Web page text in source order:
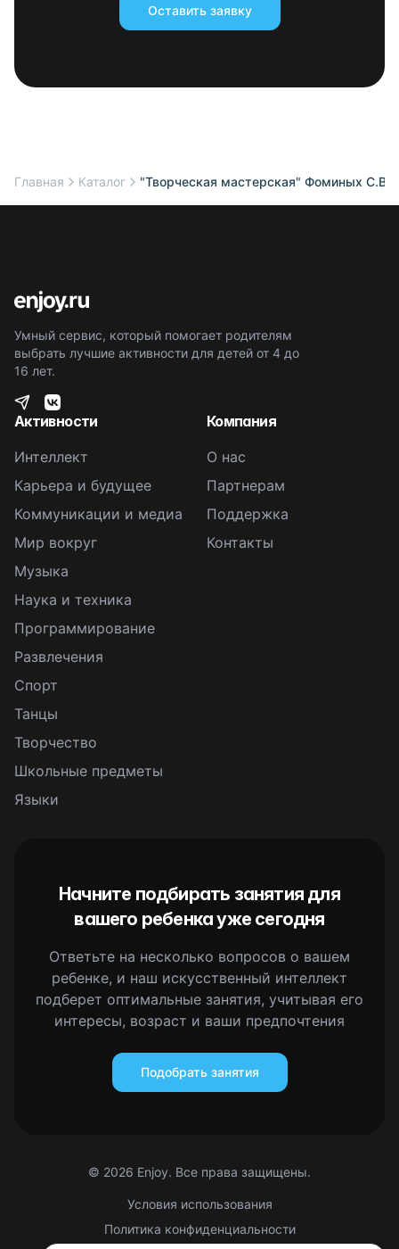
Оставить заявку
Главная Каталог "Творческая мастерская" Фоминых С.В.
Умный сервис, который помогает родителям
выбрать лучшие активности для детей от 4 до
16 лет.
Активности
Интеллект
Карьера и будущее
Коммуникации и медиа
Мир вокруг
Музыка
Наука и техника
Программирование
Развлечения
Спорт
Танцы
Творчество
Школьные предметы
Языки
Компания
О нас
Партнерам
Поддержка
Контакты
Начните подбирать занятия для
вашего ребенка уже сегодня
Ответьте на несколько вопросов о вашем
ребенке, и наш искусственный интеллект
подберет оптимальные занятия, учитывая его
интересы, возраст и ваши предпочтения
Подобрать занятия
© 2026 Enjoy. Все права защищены.
Условия использования
Политика конфиденциальности